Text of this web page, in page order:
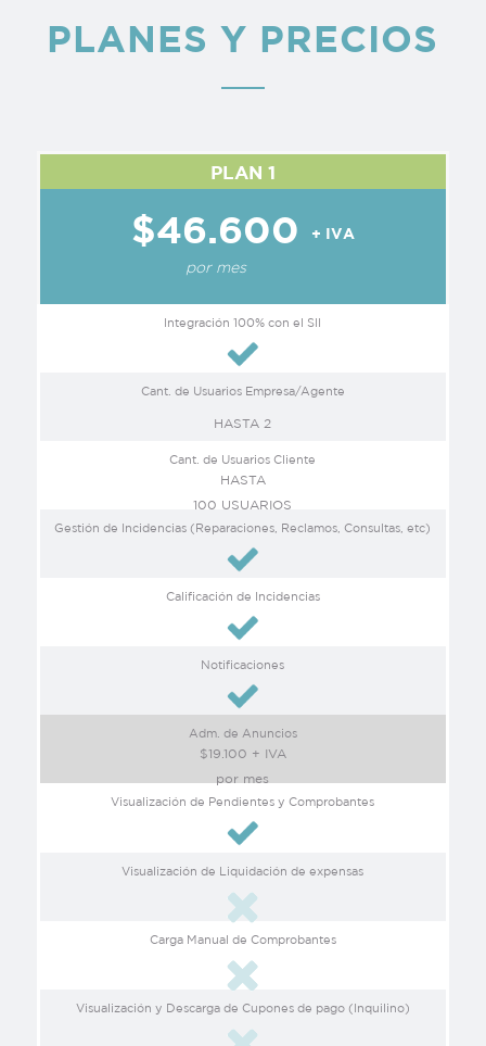
PLANES Y PRECIOS
PLAN 1
$46.600 + IVA
por mes
Integración 100% con el SII
Cant. de Usuarios Empresa/Agente
HASTA 2
Cant. de Usuarios Cliente
HASTA
100 USUARIOS
Gestión de Incidencias (Reparaciones, Reclamos, Consultas, etc)
Calificación de Incidencias
Notificaciones
Adm. de Anuncios
$19.100 + IVA
por mes
Visualización de Pendientes y Comprobantes
Visualización de Liquidación de expensas
Carga Manual de Comprobantes
Visualización y Descarga de Cupones de pago (Inquilino)